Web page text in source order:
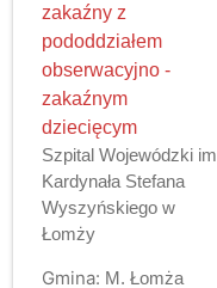
zakaźny z
pododdziałem
obserwacyjno -
zakaźnym
dziecięcym
Szpital Wojewódzki
Kardynała Stefana
Wyszyńskiego w
Łomży
Gmina: M. Łomża